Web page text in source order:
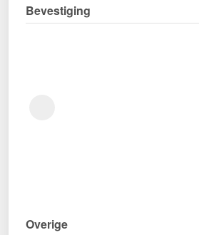
Bevestiging
Overige